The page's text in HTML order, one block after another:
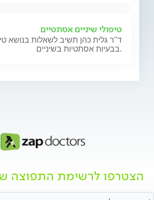
טיפולי שיניים אסתטיים
ד"ר גלית כהן תשיב לשאלות בנושא
בבעיות אסתטיות בשיניים.
הצטרפו לרשימת התפוצה